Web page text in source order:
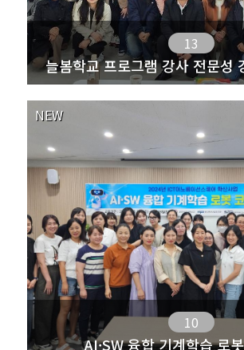
13
늘봄학교 프로그램 강사 전문성
NEW
10
AI·SW 융합 기계학습 로